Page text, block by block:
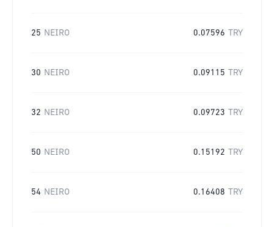
25 NEIRO 0.07596 TRY
30 NEIRO 0.09115 TRY
32 NEIRO 0.09723 TRY
50 NEIRO 0.15192 TRY
54 NEIRO 0.16408 TRY